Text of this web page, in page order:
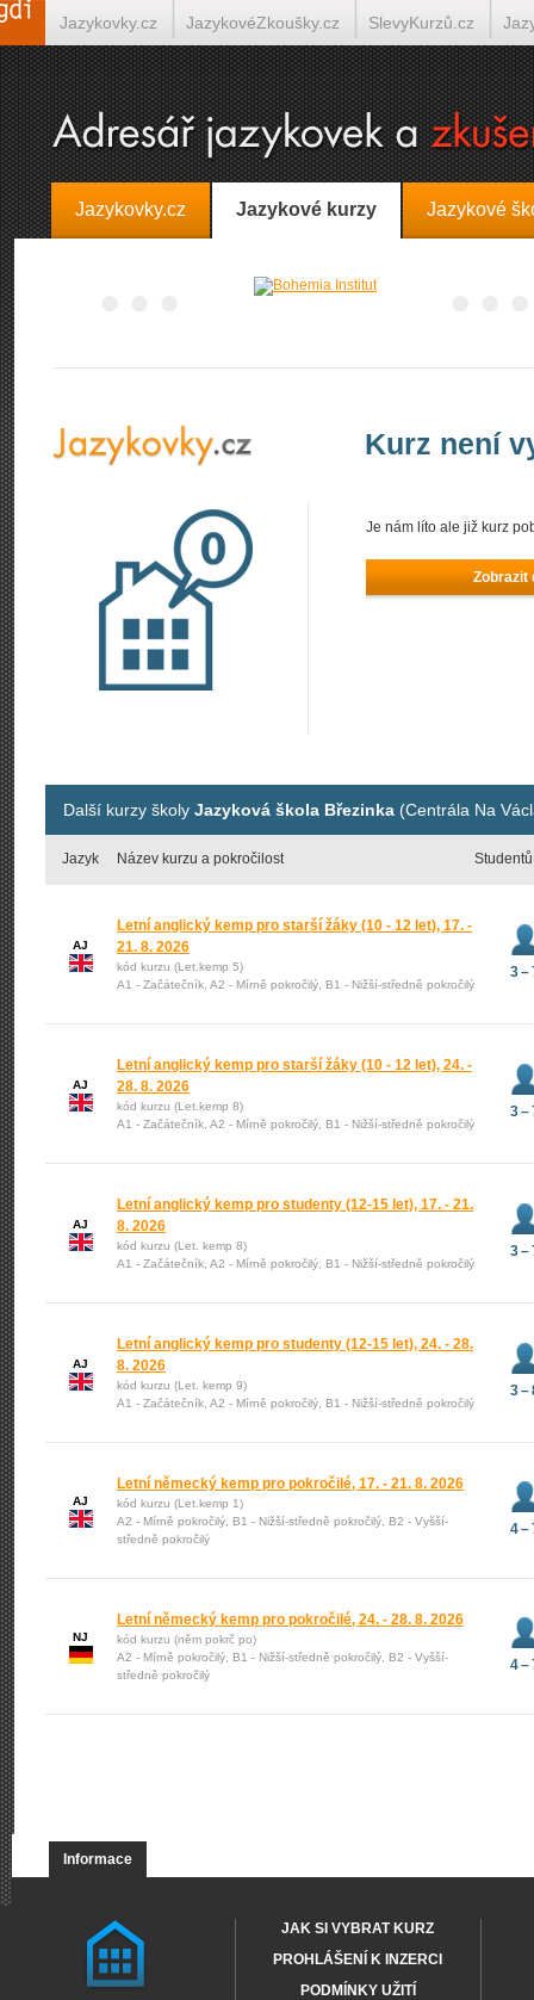
Jazykovky.cz Jazykové kurzy Jazykové
Kurz není
Je nám líto ale již kurz
Zobrazit
Další kurzy školy Jazyková škola Březinka (Centrála Na
Jazyk Název kurzu a pokročilost Studentů
AJ
Letní anglický kemp pro starší žáky (10 - 12 let), 17. -
21. 8. 2026
kód kurzu (Let.kemp 5)
A1 - Začátečník, A2 - Mírně pokročilý, B1 - Nižší-středně pokročilý
3 –
AJ
Letní anglický kemp pro starší žáky (10 - 12 let), 24. -
28. 8. 2026
kód kurzu (Let.kemp 8)
A1 - Začátečník, A2 - Mírně pokročilý, B1 - Nižší-středně pokročilý
3 –
AJ
Letní anglický kemp pro studenty (12-15 let), 17. - 21.
8. 2026
kód kurzu (Let. kemp 8)
A1 - Začátečník, A2 - Mírně pokročilý, B1 - Nižší-středně pokročilý
3 –
AJ
Letní anglický kemp pro studenty (12-15 let), 24. - 28.
8. 2026
kód kurzu (Let. kemp 9)
A1 - Začátečník, A2 - Mírně pokročilý, B1 - Nižší-středně pokročilý
3 –
AJ
Letní německý kemp pro pokročilé, 17. - 21. 8. 2026
kód kurzu (Let.kemp 1)
A2 - Mírně pokročilý, B1 - Nižší-středně pokročilý, B2 - Vyšší-
středně pokročilý
4 –
NJ
Letní německý kemp pro pokročilé, 24. - 28. 8. 2026
kód kurzu (něm pokrč po)
A2 - Mírně pokročilý, B1 - Nižší-středně pokročilý, B2 - Vyšší-
středně pokročilý
4 –
Informace
JAK SI VYBRAT KURZ
PROHLÁŠENÍ K INZERCI
PODMÍNKY UŽITÍ
Jazykovky.cz JazykovéZkoušky.cz SlevyKurzů.cz
Španělština on-line Italština on-line Tlumočení-